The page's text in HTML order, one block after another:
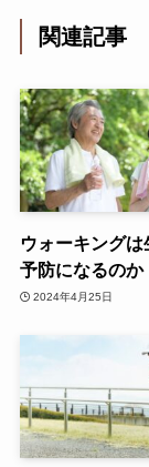
関連記事
ウォーキング
予防になるのか
2024年4月25日